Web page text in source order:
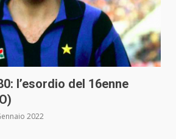
l’esordio del 16enne
2022